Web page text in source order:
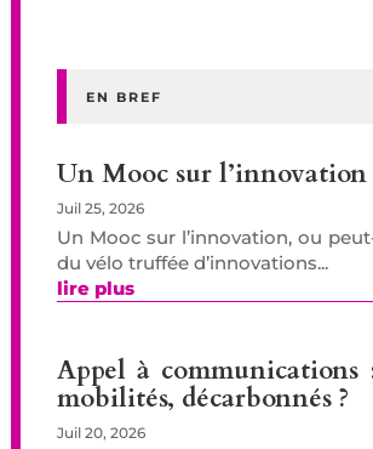
EN BREF
Un Mooc sur l’innovation
Juil 25, 2026
Un Mooc sur l’innovation, ou
du vélo truffée d’innovations...
lire plus
Appel à communications
mobilités, décarbonnés ?
Juil 20, 2026